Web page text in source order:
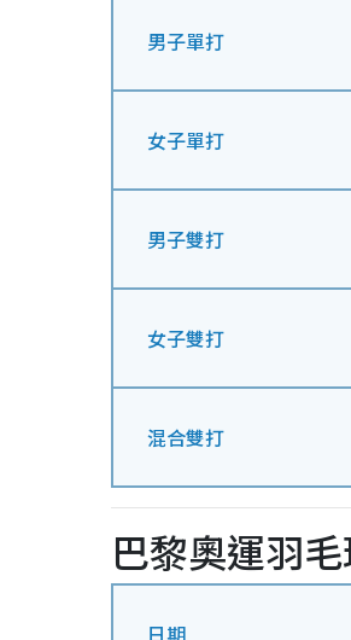
男子單打
女子單打
男子雙打
女子雙打
混合雙打
巴黎奧運羽
日期